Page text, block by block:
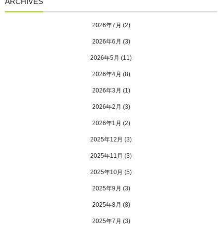
2026年7月 (2)
2026年6月 (3)
2026年5月 (11)
2026年4月 (8)
2026年3月 (1)
2026年2月 (3)
2026年1月 (2)
2025年12月 (3)
2025年11月 (3)
2025年10月 (5)
2025年9月 (3)
2025年8月 (8)
2025年7月 (3)